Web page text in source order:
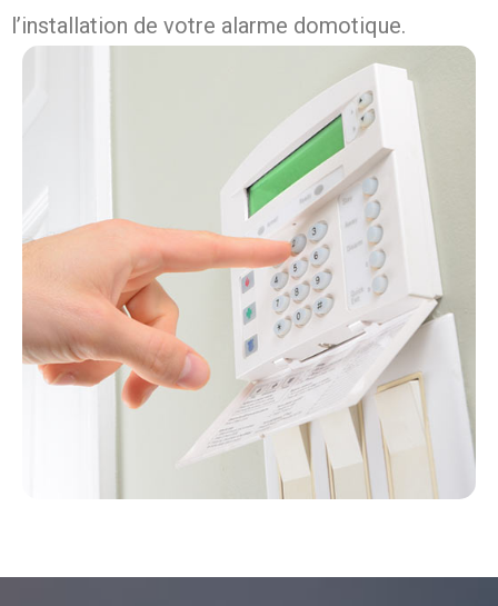
l’installation de votre alarme domotique.